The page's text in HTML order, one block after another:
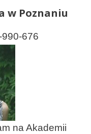
w Poznaniu
676
na Akademii